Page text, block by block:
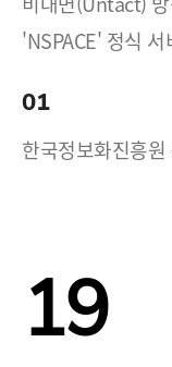
'NSPACE' 정식 서
01
한국정보화진흥
19